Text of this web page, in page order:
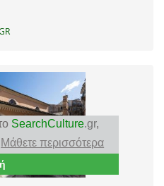
SearchCulture.gr,
Μάθετε περισσότερα